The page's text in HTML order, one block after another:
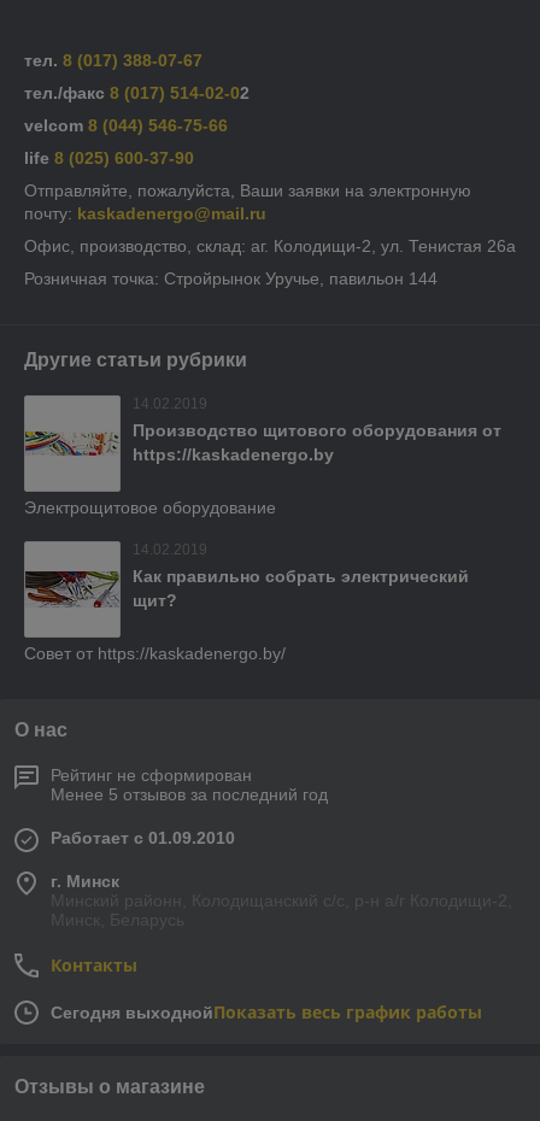
тел. 8 (017) 388-07-67
тел./факс 8 (017) 514-02-02
velcom 8 (044) 546-75-66
life 8 (025) 600-37-90
Отправляйте, пожалуйста, Ваши заявки на электронную
почту: kaskadenergo@mail.ru
Офис, производство, склад: аг. Колодищи-2, ул. Тенистая 26а
Розничная точка: Стройрынок Уручье, павильон 144
Другие статьи рубрики
14.02.2019
Производство щитового оборудования от
https://kaskadenergo.by
Электрощитовое оборудование
14.02.2019
Как правильно собрать электрический
щит?
Совет от https://kaskadenergo.by/
О нас
Рейтинг не сформирован
Менее 5 отзывов за последний год
Работает с 01.09.2010
г. Минск
Минский районн, Колодищанский с/с, р-н а/г Колодищи-2,
Минск, Беларусь
Контакты
Сегодня выходнойПоказать весь график работы
Отзывы о магазине